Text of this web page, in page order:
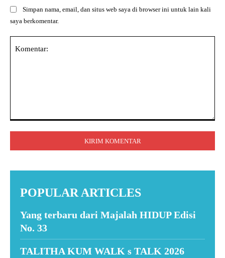
Simpan nama, email, dan situs web saya di browser ini untuk lain kali
saya berkomentar.
POPULAR ARTICLES
Yang terbaru dari Majalah HIDUP Edisi
No. 33
TALITHA KUM WALK s TALK 2026